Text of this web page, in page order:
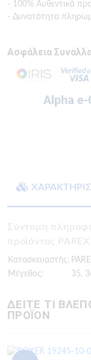
- 100% Αυθεντικά
- Δυνατότητα
Ασφάλεια
Σύντομη
προϊόντος
Κατασκευαστής:
Μέγεθος:
35,
ΔΕΙΤΕ ΤΙ
ΠΡΟΪΟΝ